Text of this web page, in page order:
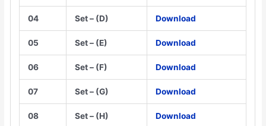
04 Set – (D) Download
05 Set – (E) Download
06 Set – (F) Download
07 Set – (G) Download
08 Set – (H) Download